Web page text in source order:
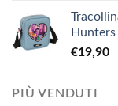
Hunters
€19,90
PIÙ VENDUTI